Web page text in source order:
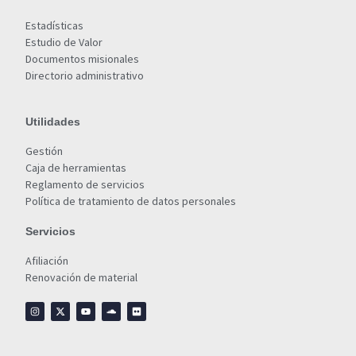
Estadísticas
Estudio de Valor
Documentos misionales
Directorio administrativo
Utilidades
Gestión
Caja de herramientas
Reglamento de servicios
Política de tratamiento de datos personales
Servicios
Afiliación
Renovación de material